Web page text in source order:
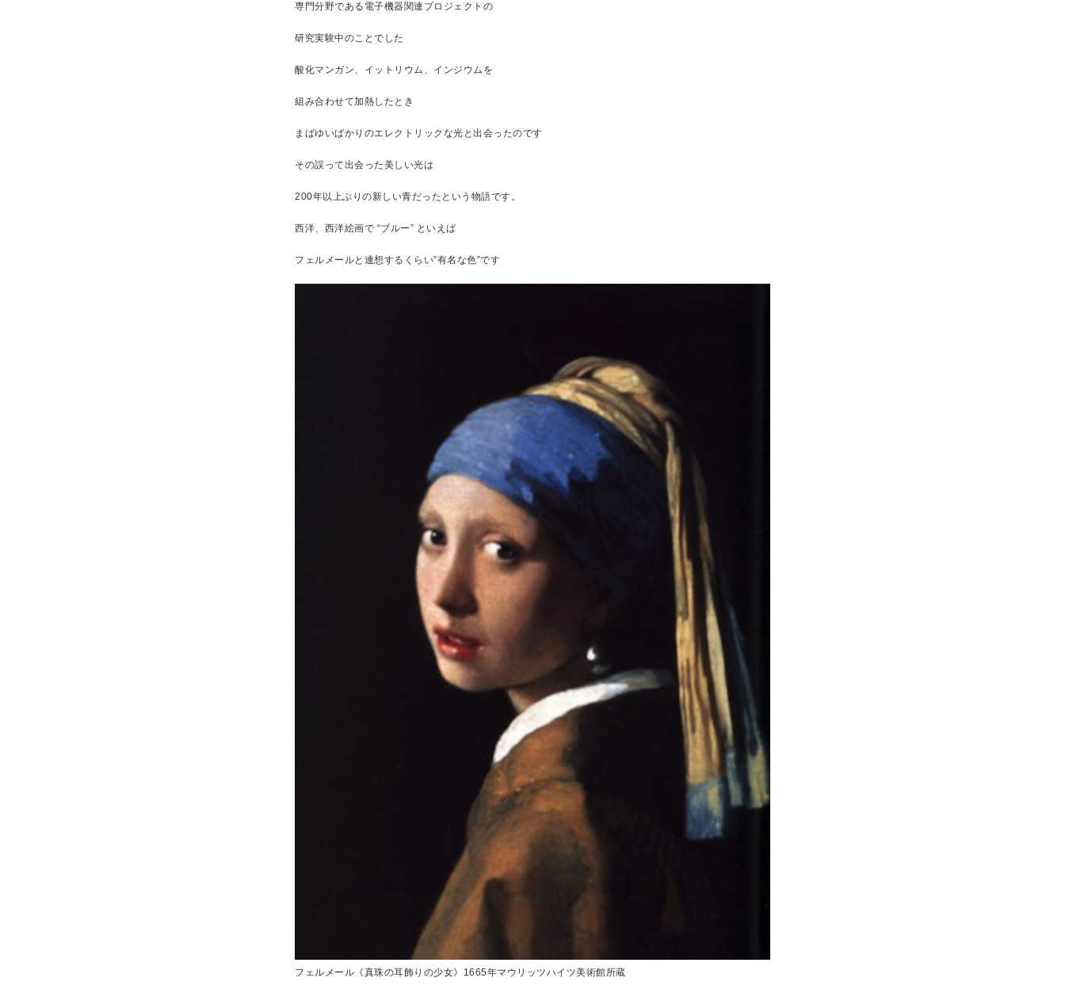
専門分野である電子機器関連プロジェクトの
研究実験中のことでした
酸化マンガン、イットリウム、インジウムを
組み合わせて加熱したとき
まばゆいばかりのエレクトリックな光と出会ったのです
その誤って出会った美しい光は
200年以上ぶりの新しい青だったという物語です。
西洋、西洋絵画で “ブルー” といえば
フェルメールと連想するくらい”有名な色”です
フェルメール《真珠の耳飾りの少女》1665年マウリッツハイツ美術館所蔵